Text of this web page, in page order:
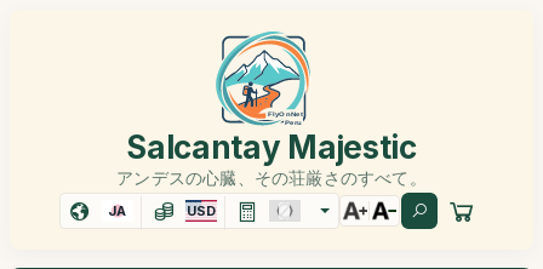
Salcantay Majestic
アンデスの心臓、その荘厳さのすべて。
JA USD